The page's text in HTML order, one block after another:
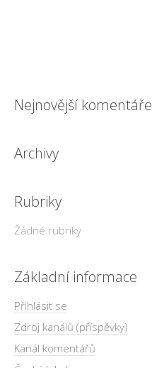
Nejnovější komentáře
Archivy
Rubriky
Žádné rubriky
Základní informace
Přihlásit se
Zdroj kanálů (příspěvky)
Kanál komentářů